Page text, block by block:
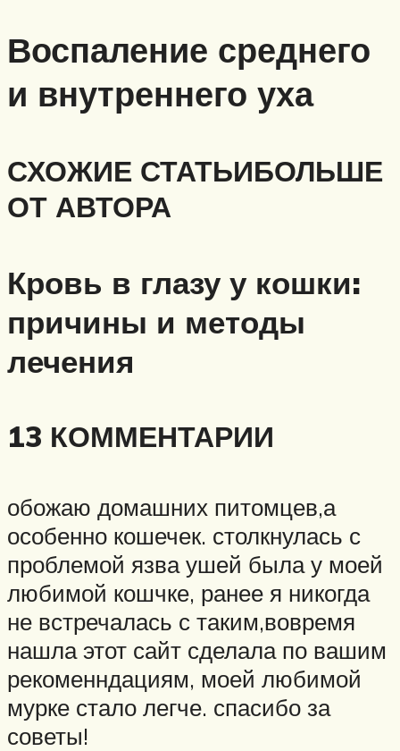
Воспаление среднего
и внутреннего уха
СХОЖИЕ СТАТЬИБОЛЬШЕ
ОТ АВТОРА
Кровь в глазу у кошки:
причины и методы
лечения
13 КОММЕНТАРИИ
обожаю домашних питомцев,а
особенно кошечек. столкнулась с
проблемой язва ушей была у моей
любимой кошчке, ранее я никогда
не встречалась с таким,вовремя
нашла этот сайт сделала по вашим
рекоменндациям, моей любимой
мурке стало легче. спасибо за
советы!